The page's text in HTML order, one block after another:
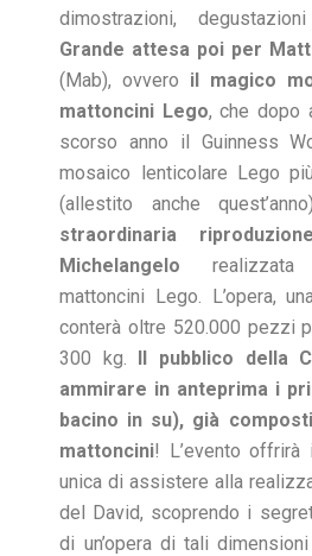
dimostrazioni,
Grande attesa poi per
(Mab), ovvero il magico
mattoncini Lego, che dopo
scorso anno il Guinness
mosaico lenticolare Lego
(allestito anche
straordinaria
Michelangelo realizzata
mattoncini Lego. L’opera,
conterà oltre 520.000 pezzi
300 kg. Il pubblico della
ammirare in anteprima i
bacino in su), già
mattoncini! L’evento offrirà
unica di assistere alla
del David, scoprendo i
di un’opera di tali